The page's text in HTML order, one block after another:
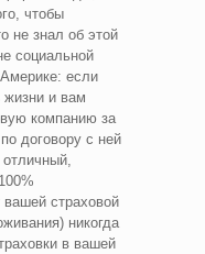
чтобы
не знал об этой
социальной
если
жизни и вам
компанию за
договору с ней
вашей страховой
никогда
в вашей